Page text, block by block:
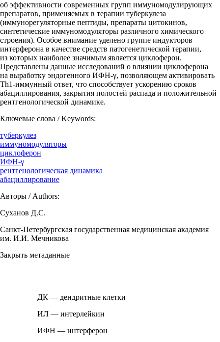
об эффективности современных групп иммуномодулирующих
препаратов, применяемых в терапии туберкулеза
(иммунорегуляторные пептиды, препараты цитокинов,
синтетические иммуномодуляторы различного химического
строения). Особое внимание уделено группе индукторов
интерферона в качестве средств патогенетической терапии,
из которых наиболее значимым является циклоферон.
Представлены данные исследований о влиянии циклоферона
на выработку эндогенного ИФН-γ, позволяющем активировать
Th1-иммунный ответ, что способствует ускорению сроков
абациллирования, закрытия полостей распада и положительной
рентгенологической динамике.
Ключевые слова / Keywords:
туберкулез
иммуномодуляторы
циклоферон
ИФН-γ
рентгенологическая динамика
абациллирование
Авторы / Authors:
Суханов Д.С.
Санкт-Петербургская государственная медицинская академия
им. И.И. Мечникова
Закрыть метаданные
ДК — дендритные клетки
ИЛ — интерлейкин
ИФН — интерферон